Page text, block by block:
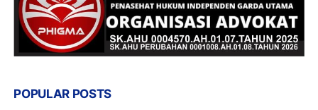
POPULAR POSTS